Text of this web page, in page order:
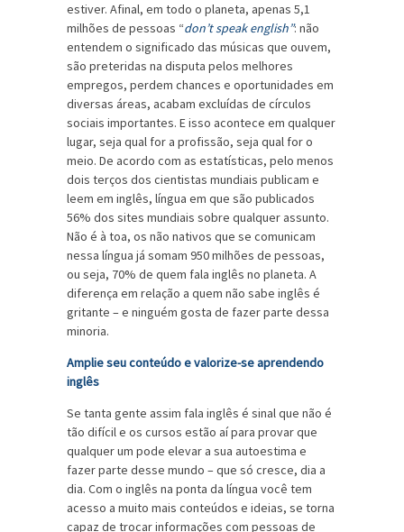
estiver. Afinal, em todo o planeta, apenas 5,1
milhões de pessoas “don’t speak english”: não
entendem o significado das músicas que ouvem,
são preteridas na disputa pelos melhores
empregos, perdem chances e oportunidades em
diversas áreas, acabam excluídas de círculos
sociais importantes. E isso acontece em qualquer
lugar, seja qual for a profissão, seja qual for o
meio. De acordo com as estatísticas, pelo menos
dois terços dos cientistas mundiais publicam e
leem em inglês, língua em que são publicados
56% dos sites mundiais sobre qualquer assunto.
Não é à toa, os não nativos que se comunicam
nessa língua já somam 950 milhões de pessoas,
ou seja, 70% de quem fala inglês no planeta. A
diferença em relação a quem não sabe inglês é
gritante – e ninguém gosta de fazer parte dessa
minoria.
Amplie seu conteúdo e valorize-se aprendendo
inglês
Se tanta gente assim fala inglês é sinal que não é
tão difícil e os cursos estão aí para provar que
qualquer um pode elevar a sua autoestima e
fazer parte desse mundo – que só cresce, dia a
dia. Com o inglês na ponta da língua você tem
acesso a muito mais conteúdos e ideias, se torna
capaz de trocar informações com pessoas de